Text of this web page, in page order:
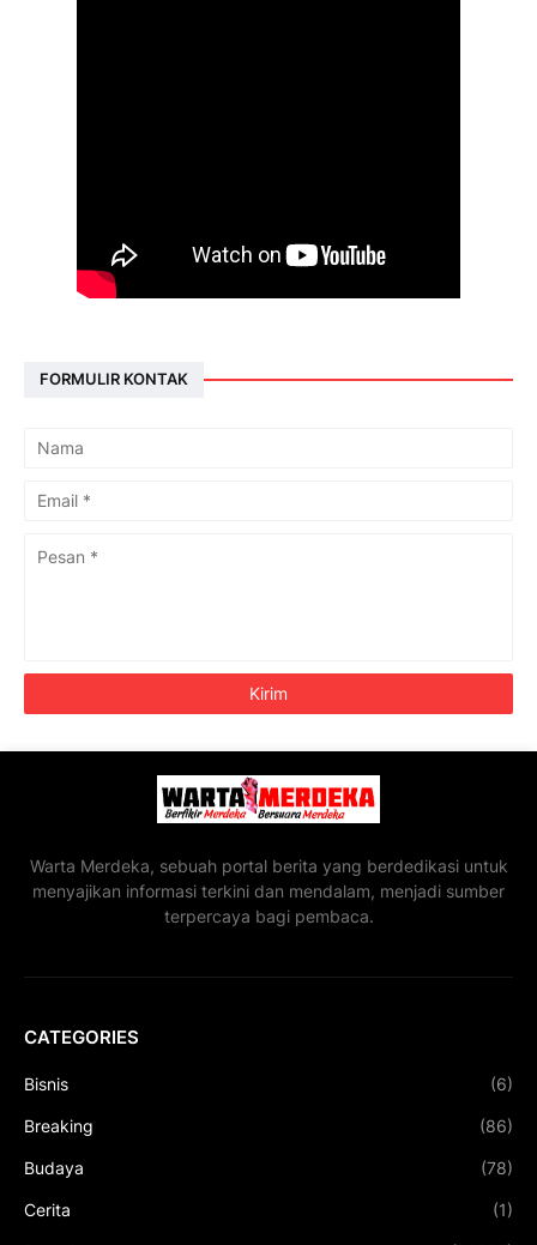
FORMULIR KONTAK
Warta Merdeka, sebuah portal berita yang berdedikasi untuk
menyajikan informasi terkini dan mendalam, menjadi sumber
terpercaya bagi pembaca.
CATEGORIES
Bisnis (6)
Breaking (86)
Budaya (78)
Cerita (1)